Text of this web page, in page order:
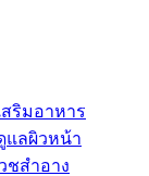
ริมอาหาร
ลผิวหน้า
วชสำอาง